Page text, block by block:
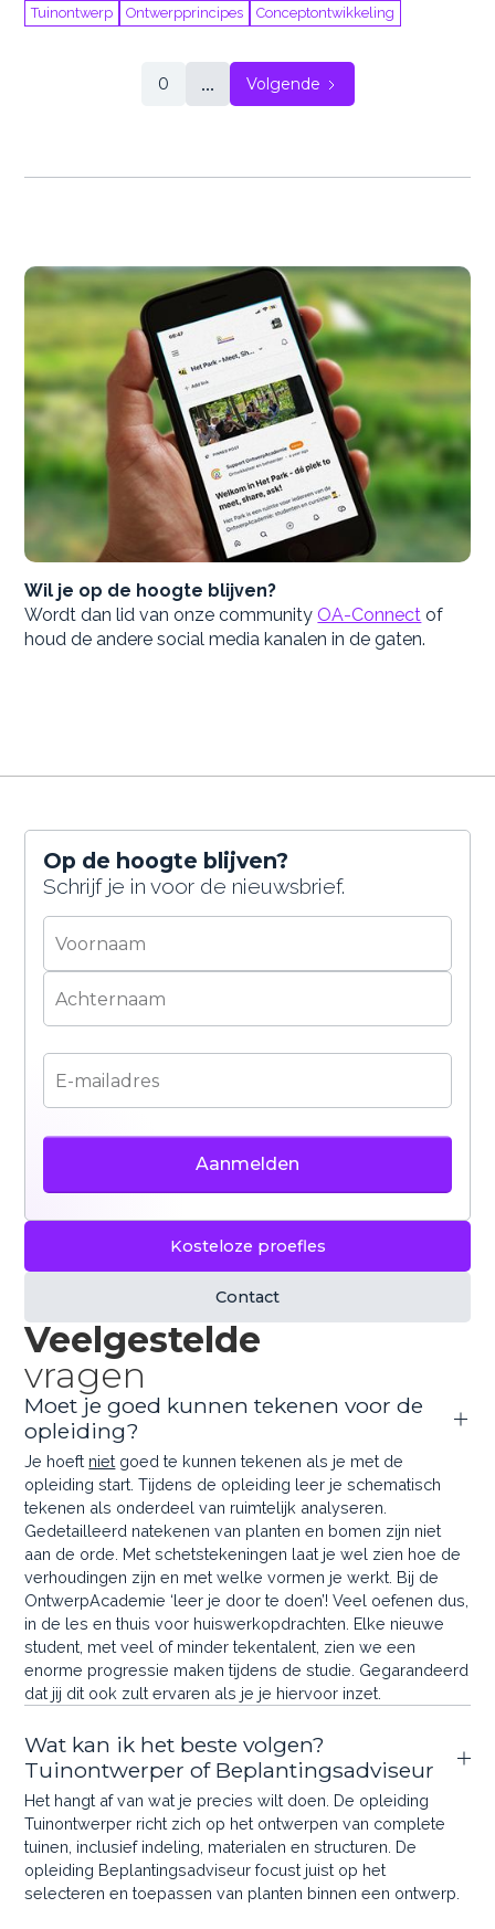
Tuinontwerp Ontwerpprincipes Conceptontwikkeling
0 ... Volgende
Wil je op de hoogte blijven?
Wordt dan lid van onze community OA-Connect of
houd de andere social media kanalen in de gaten.
Op de hoogte blijven?
Schrijf je in voor de nieuwsbrief.
Kosteloze proefles
Contact
Veelgestelde
vragen
Moet je goed kunnen tekenen voor de
opleiding?
Je hoeft nietgoed te kunnen tekenen als je met de
opleiding start. Tijdens de opleiding leer je schematisch
tekenen als onderdeel van ruimtelijk analyseren.
Gedetailleerd natekenen van planten en bomen zijn niet
aan de orde. Met schetstekeningen laat je wel zien hoe de
verhoudingen zijn en met welke vormen je werkt. Bij de
OntwerpAcademie ‘leer je door te doen’! Veel oefenen dus,
in de les en thuis voor huiswerkopdrachten. Elke nieuwe
student, met veel of minder tekentalent, zien we een
enorme progressie maken tijdens de studie. Gegarandeerd
dat jij dit ook zult ervaren als je je hiervoor inzet.
Wat kan ik het beste volgen?
Tuinontwerper of Beplantingsadviseur
Het hangt af van wat je precies wilt doen. De opleiding
Tuinontwerper richt zich op het ontwerpen van complete
tuinen, inclusief indeling, materialen en structuren. De
opleiding Beplantingsadviseur focust juist op het
selecteren en toepassen van planten binnen een ontwerp.